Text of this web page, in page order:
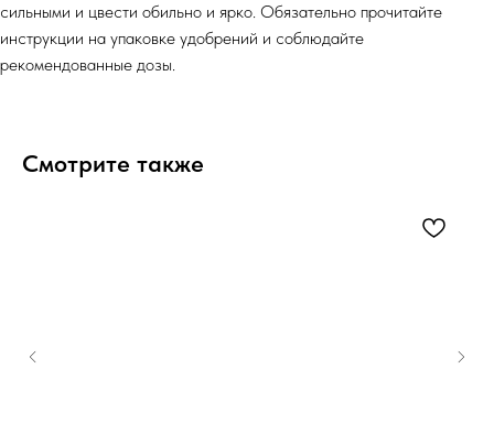
сильными и цвести обильно и ярко. Обязательно прочитайте
инструкции на упаковке удобрений и соблюдайте
рекомендованные дозы.
Смотрите также